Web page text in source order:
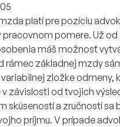
platí pre pozíciu
pracovnom pomere. Už
máš možnosť
rámec základnej mzdy
zložke odmeny,
závislosti od tvojich
skúseností a zručností sa
príjmu. V prípade